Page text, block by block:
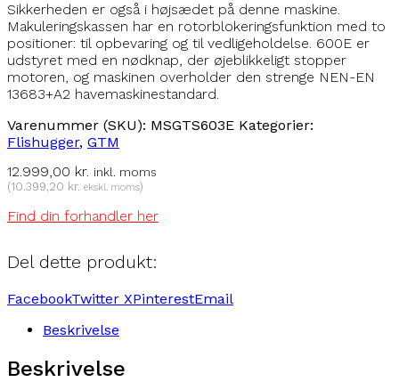
Sikkerheden er også i højsædet på denne maskine.
Makuleringskassen har en rotorblokeringsfunktion med to
positioner: til opbevaring og til vedligeholdelse. 600E er
udstyret med en nødknap, der øjeblikkeligt stopper
motoren, og maskinen overholder den strenge NEN-EN
13683+A2 havemaskinestandard.
Varenummer (SKU): MSGTS603E Kategorier:
Flishugger, GTM
12.999,00 kr. inkl. moms
(10.399,20 kr. ekskl. moms)
Find din forhandler her
Del dette produkt:
FacebookTwitter XPinterestEmail
Beskrivelse
Beskrivelse